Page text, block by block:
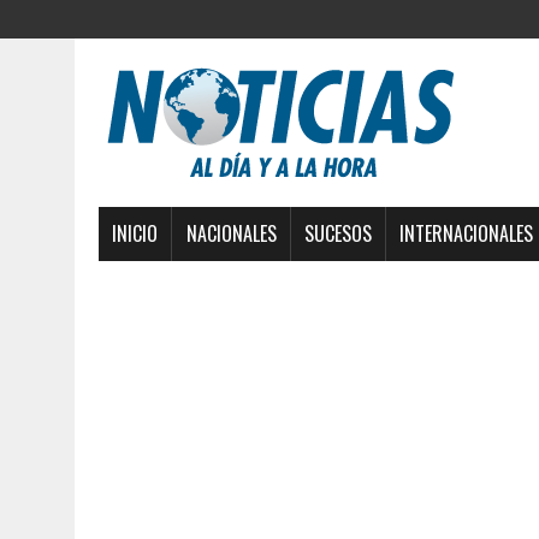
INICIO NACIONALES SUCESOS INTERNACIONALES